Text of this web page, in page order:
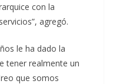
con la
agregó.
le ha dado la
tener realmente un
que somos